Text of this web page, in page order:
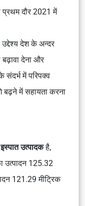
प्रथम दौर 2021 में
उद्देश्य देश के अन्दर
बढ़ावा देना और
के संदर्भ में परिपक्व
में सहायता करना
उत्पादकहै,
उत्पादन 125.32
121.29 मीट्रिक